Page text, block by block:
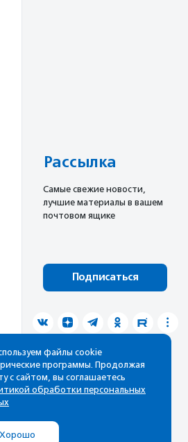
Рассылка
Cамые свежие новости,
лучшие материалы в вашем
почтовом ящике
Подписаться
файлы cookie
программы. Продолжая
с сайтом, вы соглашаетесь
обработки персональных
Хорошо